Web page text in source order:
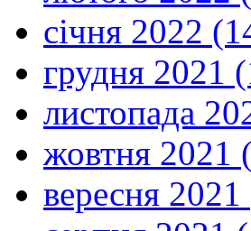
січня 2022
грудня 2021
листопада
жовтня 2021
вересня